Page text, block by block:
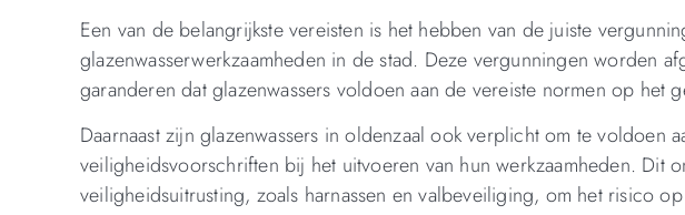
Een van de belangrijkste vereisten is het hebben van de juiste
glazenwasserwerkzaamheden in de stad. Deze vergunningen worden
garanderen dat glazenwassers voldoen aan de vereiste normen op het
Daarnaast zijn glazenwassers in oldenzaal ook verplicht om te voldoen
veiligheidsvoorschriften bij het uitvoeren van hun werkzaamheden. Dit
veiligheidsuitrusting, zoals harnassen en valbeveiliging, om het risico